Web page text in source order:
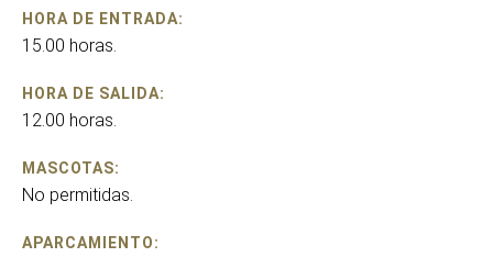
HORA DE ENTRADA:
15.00 horas.
HORA DE SALIDA:
12.00 horas.
MASCOTAS:
No permitidas.
APARCAMIENTO: